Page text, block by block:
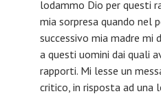
lodammo Dio per questi
mia sorpresa quando nel
successivo mia madre mi
a questi uomini dai quali
rapporti. Mi lesse un
critico, in risposta ad una